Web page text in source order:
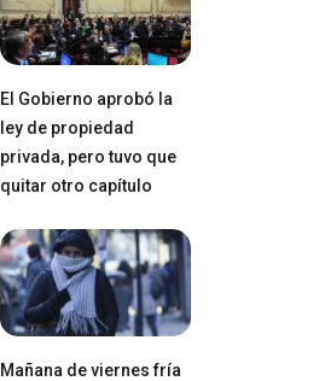
El Gobierno aprobó la
ley de propiedad
privada, pero tuvo que
quitar otro capítulo
Mañana de viernes fría